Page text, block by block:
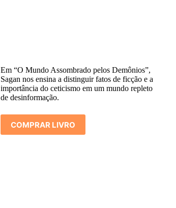
Em “O Mundo Assombrado pelos Demônios”,
Sagan nos ensina a distinguir fatos de ficção e a
importância do ceticismo em um mundo repleto
de desinformação.
COMPRAR LIVRO